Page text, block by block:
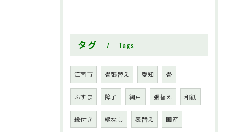
タグ Tags
江南市 畳張替え 愛知 畳
ふすま 障子 網戸 張替え 和紙
縁付き 縁なし 表替え 国産